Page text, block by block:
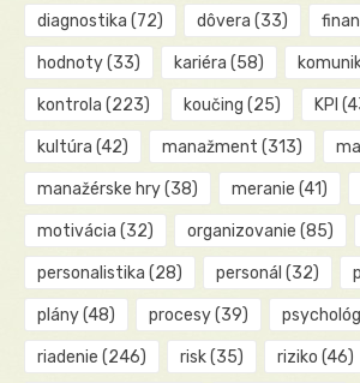
diagnostika (72) dôvera (33)
hodnoty(33) kariéra (58)
kontrola (223) koučing (25) KPI
kultúra (42) manažment (313)
manažérske hry(38) meranie (41)
motivácia (32) organizovanie (85)
personalistika (28) personál (32)
plány(48) procesy(39)
riadenie (246) risk(35) riziko (46)